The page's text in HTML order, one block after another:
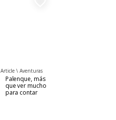
Article \ Aventuras
Palenque, más
que ver mucho
para contar